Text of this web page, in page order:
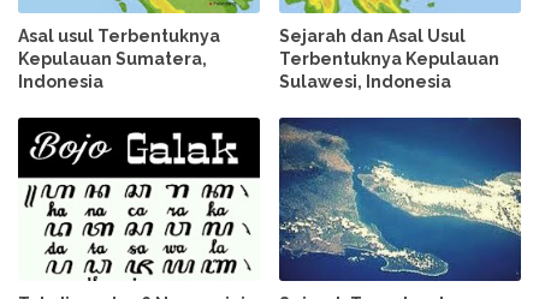
Asal usul Terbentuknya
Kepulauan Sumatera,
Indonesia
Sejarah dan Asal Usul
Terbentuknya Kepulauan
Sulawesi, Indonesia